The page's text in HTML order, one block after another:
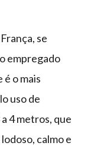
se
empregado
o mais
uso de
4 metros, que
calmo e